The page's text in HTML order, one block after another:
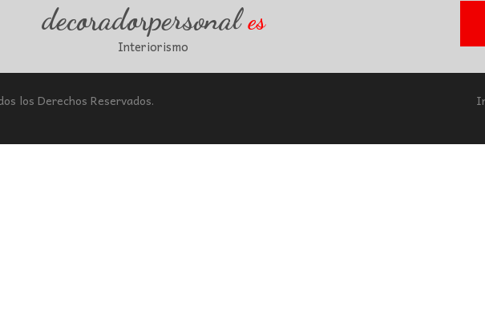
decoradorpersonales
Interiorismo
los Derechos Reservados.